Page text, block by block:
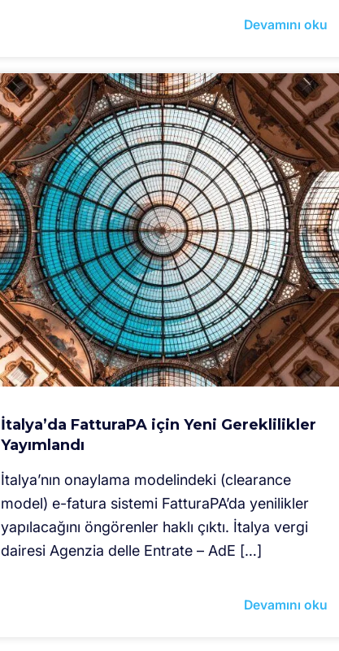
Devamını oku
İtalya’da FatturaPA için Yeni Gereklilikler
Yayımlandı
İtalya’nın onaylama modelindeki (clearance
model) e-fatura sistemi FatturaPA’da yenilikler
yapılacağını öngörenler haklı çıktı. İtalya vergi
dairesi Agenzia delle Entrate – AdE […]
Devamını oku